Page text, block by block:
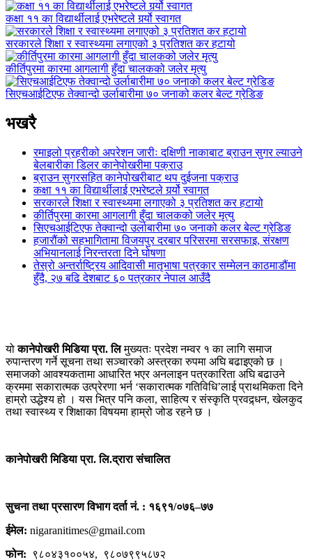
कक्षा ११ का विद्यार्थीलाई एभरेष्टले गर्र्यो स्वागत
सरकारले शिक्षा र स्वास्थ्यमा लगाएको ३ प्रतिशत कर हटायो
कीर्तिपुरमा कारमा आगलागी हुँदा चालकको जलेर मृत्यु
सिएचआईटिएफ तेक्वान्दो उर्लाबारीमा ७० जनाको कलर बेल्ट ग्रेडिङ
भखरै
रमाइलो प्रहरीको अपरेशन जारीः दक्षिणी नाकाबाट ब्राउन सुगर ल्याउने
बेलबारीका डिलर कानेपोखरीमा पक्राउ
ब्राउन सुगरसहित कानेपोखरीबाट थप दुईजना पक्राउ
कक्षा ११ का विद्यार्थीलाई एभरेष्टले गर्र्यो स्वागत
सरकारले शिक्षा र स्वास्थ्यमा लगाएको ३ प्रतिशत कर हटायो
कीर्तिपुरमा कारमा आगलागी हुँदा चालकको जलेर मृत्यु
सिएचआईटिएफ तेक्वान्दो उर्लाबारीमा ७० जनाको कलर बेल्ट ग्रेडिङ
हजारौंको सहभागितामा विजयपुर दरबार परिसरमा सरसफाइ, संरक्षण
अभियानलाई निरन्तरता दिने घोषणा
तेस्रो अन्तर्राष्ट्रिय आदिवासी मातृभाषा पत्रकार सम्मेलन काठमाडौंमा
हुँदै, २७ बढि देशबाट ६० पत्रकार नेपाल आउँदै
योकानेपोखरी मिडिया प्रा. लिमुख्यतः प्रदेश नम्वर १ का लागि समाज
रुपान्तरण गर्ने सूचना तथा सञ्चारको अस्त्रका रुपमा अघि बढाइएको छ ।
समाजको आवश्यकतामा आधारित भएर अनलाइन पत्रकारिता अघि बढाउने
क्रममा सकारात्मक उत्प्रेरणा भर्न ‘सकारात्मक गतिविधि’लाई प्राथमिकता दिने
हाम्रो उद्धेश्य हो । यस भित्र पनि कला, साहित्य र संस्कृति प्रवद्र्धन, खेलकुद
तथा स्वास्थ्य र शिक्षाका विषयमा हाम्रो जोड रहने छ ।
कानेपोखरी मिडिया प्रा. लि.द्रारा संचालित
सुचना तथा प्रसारण विभाग दर्ता नं. : १६९१/०७६–७७
ईमेल: nigaranitimes@gmail.com
फोन:
९८०४३१००५४, ९८०७९९५८७२